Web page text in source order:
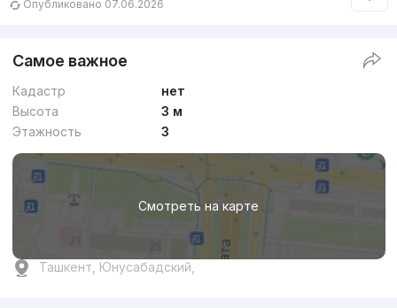
Опубликовано 07.06.2026
Самое важное
Кадастр
нет
Высота
3 м
Этажность
3
Смотреть на карте
Ташкент, Юнусабадский,